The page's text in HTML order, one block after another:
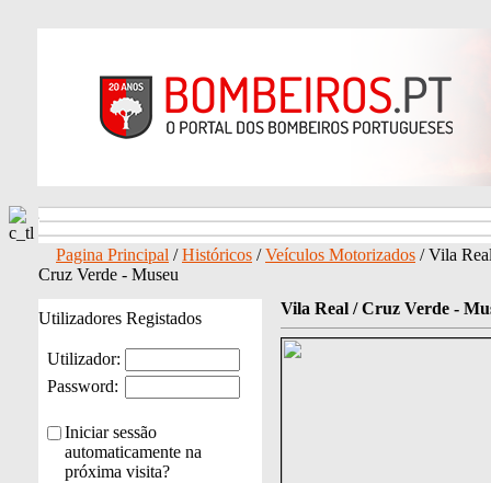
Pagina Principal /Históricos /Veículos Motorizados / Vila
Cruz Verde - Museu
Utilizadores Registados
Utilizador:
Password:
Iniciar sessão
automaticamente na
próxima visita?
Vila Real / Cruz Verde -